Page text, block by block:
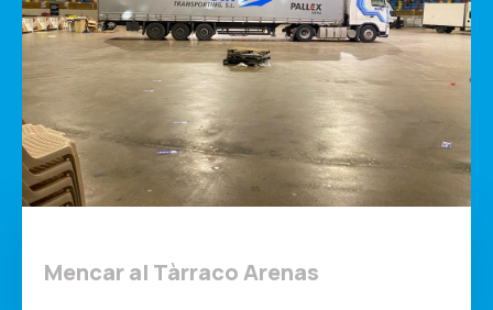
Mencar al Tàrraco Arenas